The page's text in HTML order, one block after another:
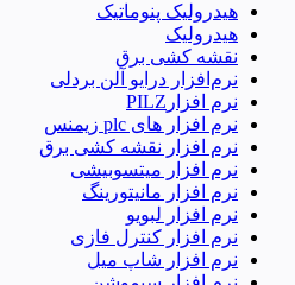
هیدرولیک پنوماتیک
هیدرولیک
نقشه کشی برق
نرم‌افزار درایو آلن بردلی
نرم افزارPILZ
نرم افزار های plc زیمنس
نرم افزار نقشه کشی برق
نرم افزار میتسوبیشی
نرم افزار مانیتورینگ
نرم افزار لبویو
نرم افزار کنترل فازی
نرم افزار شاپ میل